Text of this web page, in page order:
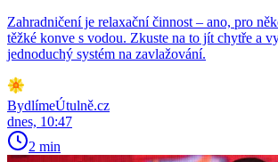
Zahradničení je relaxační činnost – ano, pro
těžké konve s vodou. Zkuste na to jít chytře a
jednoduchý systém na zavlažování.
BydlímeÚtulně.cz
dnes, 10:47
2 min